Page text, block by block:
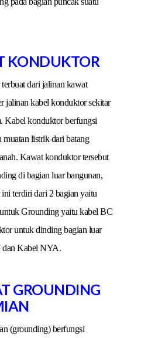
KONDUKTOR
dari jalinan kawat
jalinan kabel konduktor sekitar
Kabel konduktor berfungsi
muatan listrik dari batang
Kawat konduktor tersebut
di bagian luar bangunan,
terdiri dari 2 bagian yaitu
Grounding yaitu kabel BC
untuk dinding bagian luar
Kabel NYA.
GROUNDING
(grounding) berfungsi